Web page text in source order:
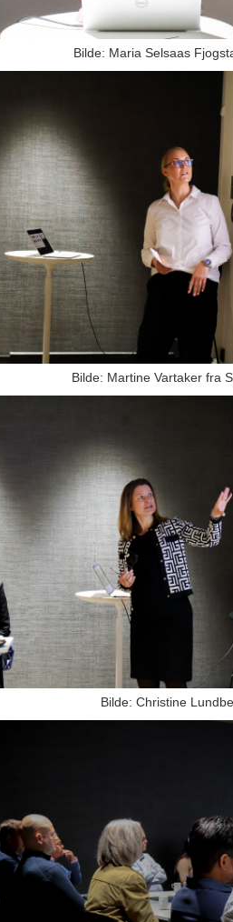
Bilde: Maria Selsaas
Bilde: Martine Vartaker fra
Bilde: Christine